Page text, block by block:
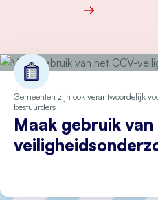
Gemeenten zijn ook verantwoordelijk
bestuurders
Maak gebruik